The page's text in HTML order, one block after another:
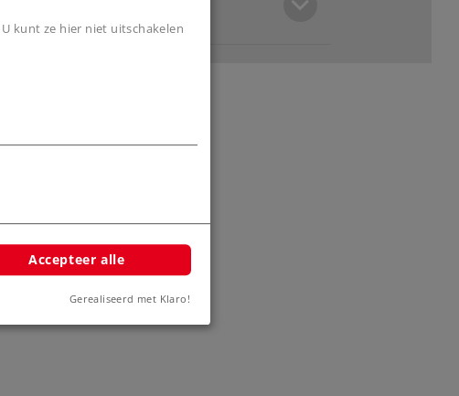
kunt ze hier niet uitschakelen
Accepteer alle
Gerealiseerd met Klaro!